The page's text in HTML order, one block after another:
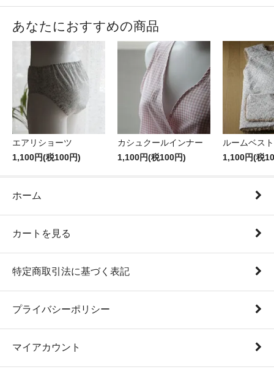
あなたにおすすめの商品
エアリショーツ
1,100円(税100円)
カシュクールインナー
1,100円(税100円)
ルームベスト
1,100円(税
ホーム
カートを見る
特定商取引法に基づく表記
プライバシーポリシー
マイアカウント